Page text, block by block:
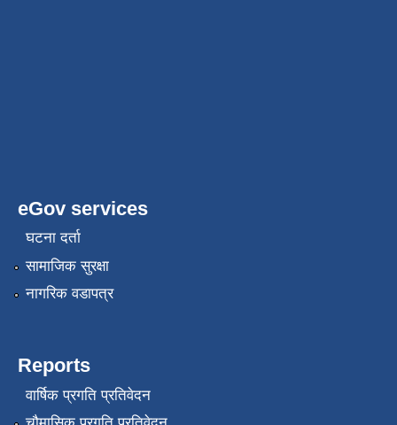
eGov services
घटना दर्ता
सामाजिक सुरक्षा
नागरिक वडापत्र
Reports
वार्षिक प्रगति प्रतिवेदन